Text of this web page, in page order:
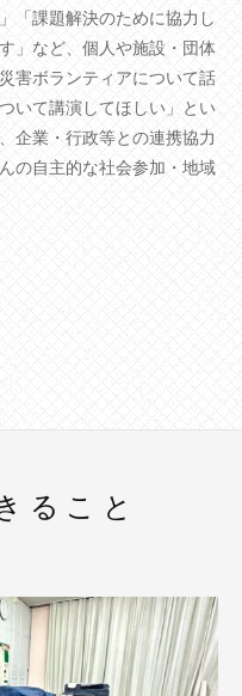
「課題解決のために協力し
」など、個人や施設・団体
害ボランティアについて話
いて講演してほしい」とい
企業・行政等との連携協力
の自主的な社会参加・地域
ること